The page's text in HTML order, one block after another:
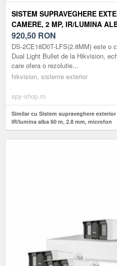
SISTEM SUPRAVEGHERE
CAMERE, 2 MP, IR/LUMINA
920,50 RON
DS-2CE18D0T-LFS(2.8MM) este o
Dual Light Bullet de la Hikvision,
care ofera o rezolutie...
hikvision, sisteme exterior
spy-shop.ro
Similar cu Sistem supraveghere
IR/lumina alba 60 m, 2.8 mm, microfon